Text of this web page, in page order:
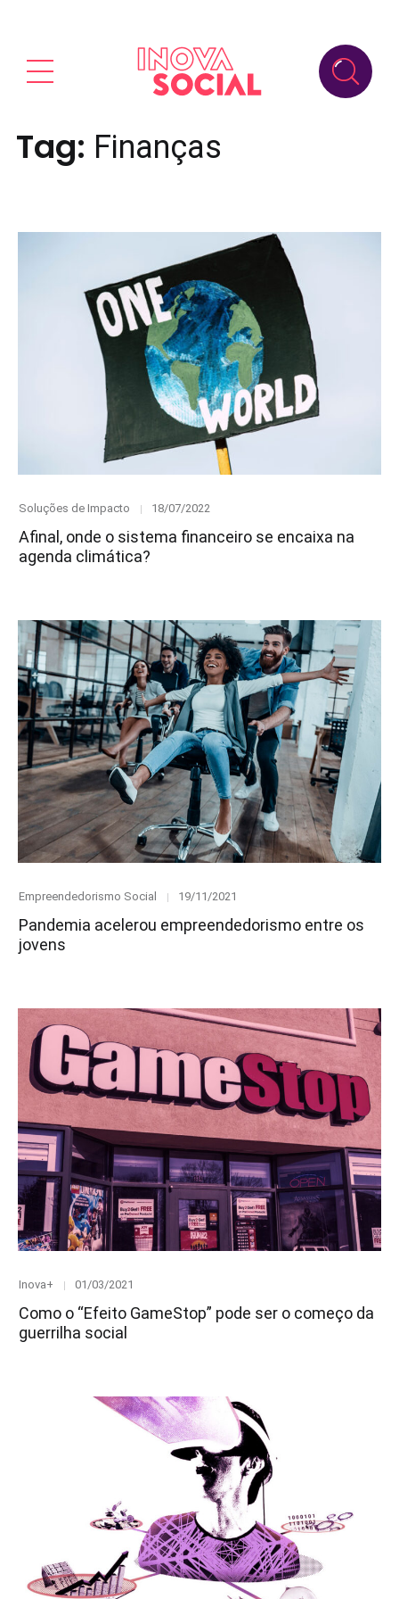
Tag: Finanças
Category
Soluções de Impacto
Posted
18/07/2022
Afinal, onde o sistema financeiro se encaixa na
agenda climática?
Category
Empreendedorismo Social
Posted
19/11/2021
Pandemia acelerou empreendedorismo entre os
jovens
Category
Inova+
Posted
01/03/2021
Como o “Efeito GameStop” pode ser o começo da
guerrilha social